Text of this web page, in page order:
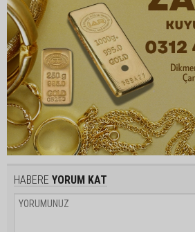
HABERE YORUM KAT